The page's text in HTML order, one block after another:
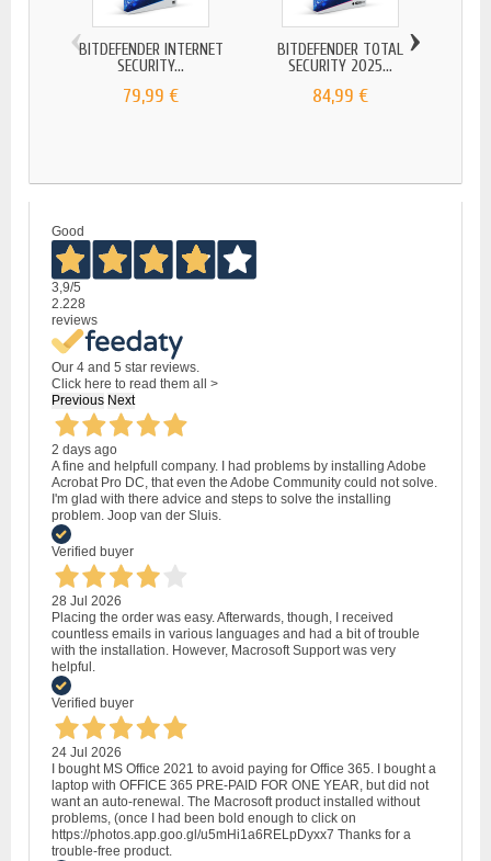
BITDEFENDER INTERNET
SECURITY...
79,99 €
BITDEFENDER TOTAL
SECURITY 2025...
84,99 €
‹ ›
Good
3,9/5
2.228
reviews
Our 4 and 5 star reviews.
Click here to read them all >
Previous Next
2 days ago
A fine and helpfull company. I had problems by installing Adobe
Acrobat Pro DC, that even the Adobe Community could not solve.
I'm glad with there advice and steps to solve the installing
problem. Joop van der Sluis.
Verified buyer
28 Jul 2026
Placing the order was easy. Afterwards, though, I received
countless emails in various languages and had a bit of trouble
with the installation. However, Macrosoft Support was very
helpful.
Verified buyer
24 Jul 2026
I bought MS Office 2021 to avoid paying for Office 365. I bought a
laptop with OFFICE 365 PRE-PAID FOR ONE YEAR, but did not
want an auto-renewal. The Macrosoft product installed without
problems, (once I had been bold enough to click on
https://photos.app.goo.gl/u5mHi1a6RELpDyxx7 Thanks for a
trouble-free product.